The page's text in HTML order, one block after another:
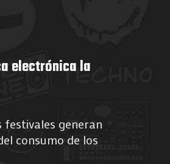
electrónica la
generan
consumo de los